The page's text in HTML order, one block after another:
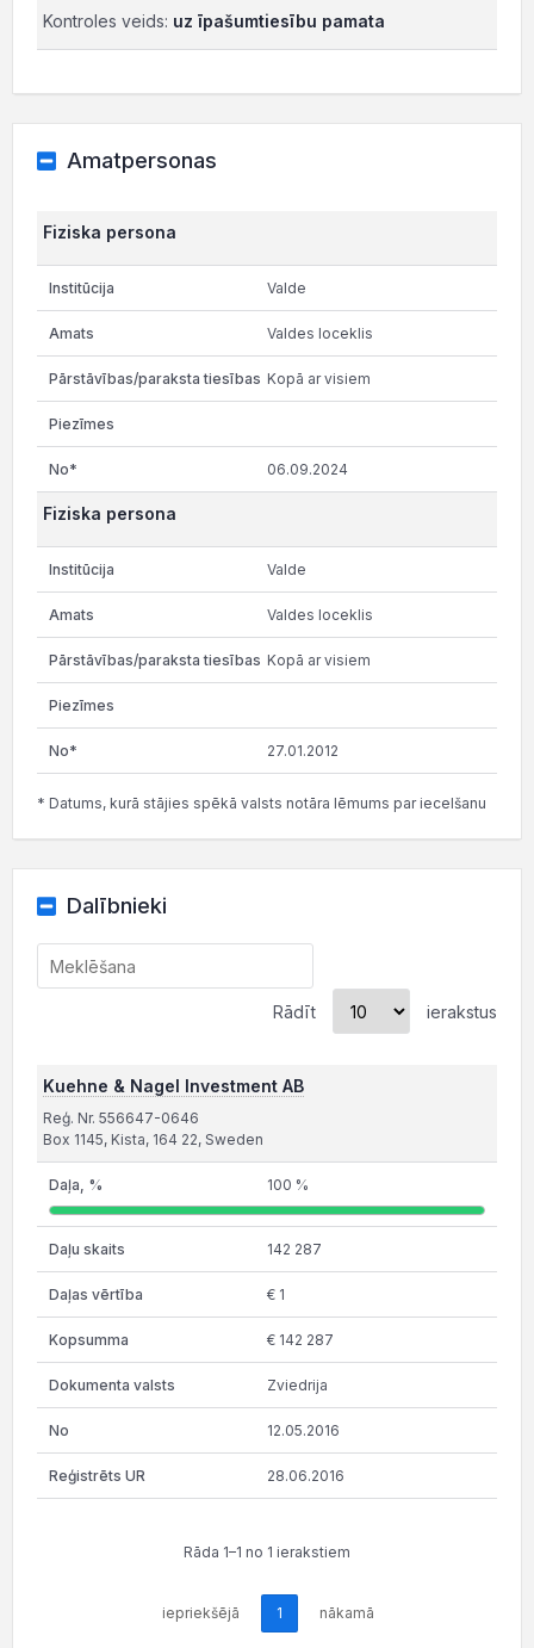
Kontroles veids: uz īpašumtiesību pamata
Amatpersonas
Fiziska persona
Valde
Valdes loceklis
Kopā ar visiem
06.09.2024
Fiziska persona
Valde
Valdes loceklis
Kopā ar visiem
27.01.2012
* Datums, kurā stājies spēkā valsts notāra lēmums par iecelšanu
Dalībnieki
Rādīt ierakstus
Kuehne & Nagel Investment AB
Reģ. Nr. 556647-0646
Box 1145, Kista, 164 22, Sweden
100 %
142 287
€ 1
€ 142 287
Zviedrija
12.05.2016
28.06.2016
Rāda 1–1 no 1 ierakstiem
iepriekšējā 1 nākamā